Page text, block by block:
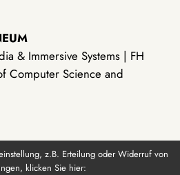
& Immersive Systems | FH
Computer Science and
z.B. Erteilung oder Widerruf von
klicken Sie hier: